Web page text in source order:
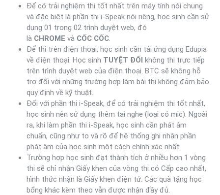
Để có trải nghiệm thi tốt nhất trên máy tính nói chung
và đặc biệt là phần thi i-Speak nói riêng, học sinh cần sử
dụng 01 trong 02 trình duyệt web, đó
là CHROME và CỐC CỐC
Để thi trên điện thoại, học sinh cần tải ứng dụng Edupia
về điện thoại. Học sinh TUYỆT ĐỐI không thi trực tiếp
trên trình duyệt web của điện thoại. BTC sẽ không hỗ
trợ đối với những trường hợp làm bài thi không đảm bảo
quy định về kỹ thuật.
Đối với phần thi i-Speak, để có trải nghiệm thi tốt nhất,
học sinh nên sử dụng thêm tai nghe (loại có mic). Ngoài
ra, khi làm phần thi i-Speak, học sinh cần phát âm
chuẩn, cũng như to và rõ để hệ thống ghi nhận phần
phát âm của học sinh một cách chính xác nhất.
Trường hợp học sinh đạt thành tích ở nhiều hơn 1 vòng
thi sẽ chỉ nhận Giấy khen của vòng thi có Cấp cao nhất,
hình thức nhận là Giấy khen điện tử. Các quà tặng học
bổng khác kèm theo vẫn được nhận đầy đủ.